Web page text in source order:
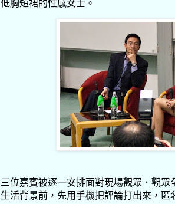
三位嘉賓被逐一安排面對現場觀眾．觀
生活背景前，先用手機把評論打出來，匿